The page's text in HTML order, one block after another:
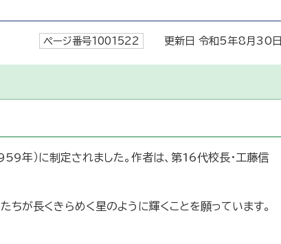
ページ番号1001522 更新日 令和5年8月30日
年）に制定されました。作者は、第16代校長・工藤信
ちが長くきらめく星のように輝くことを願っています。